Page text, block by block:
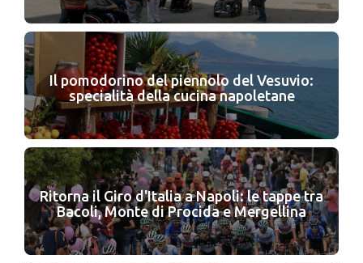
Il pomodorino del piennolo del Vesuvio:
specialità della cucina napoletane
Ritorna il Giro d'Italia a Napoli: le tappe tra
Bacoli, Monte di Procida e Mergellina